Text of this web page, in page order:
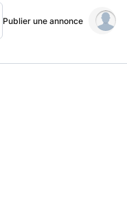
Publier une annonce